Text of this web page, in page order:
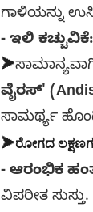
ಗಾಳಿಯನ್ನು
- ಇಲಿ ಕಚ್ಚುವಿಕೆ:
➤
ವೈರಸ್'
ಸಾಮರ್ಥ್ಯ
➤ರೋಗದ
- ಆರಂಭಿಕ
ವಿಪರೀತ ಸುಸ್ತು.